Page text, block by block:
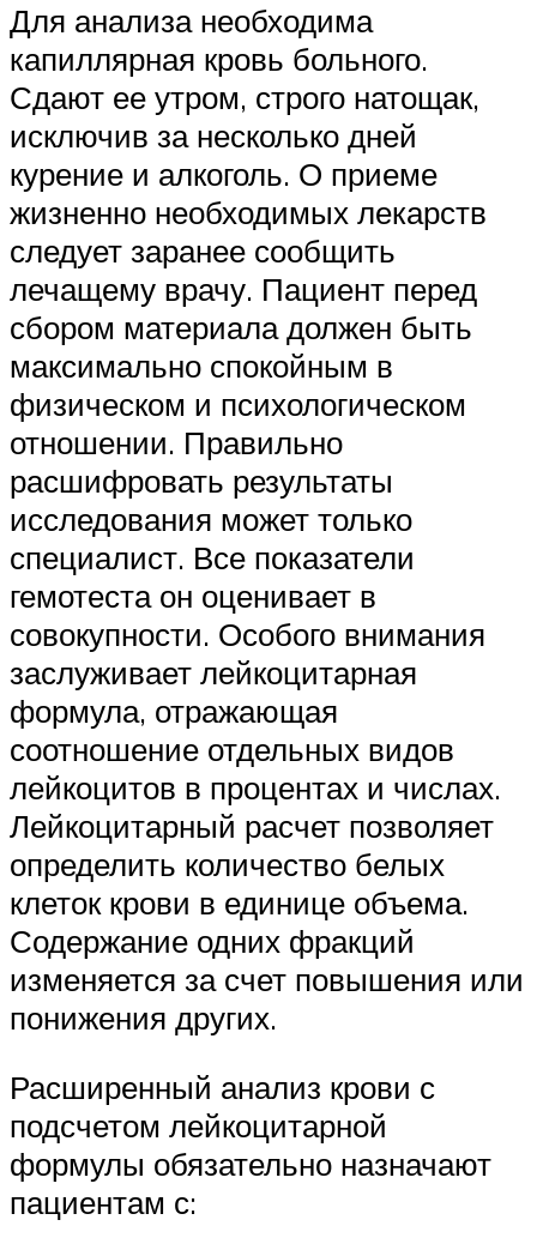
Для анализа необходима
капиллярная кровь больного.
Сдают ее утром, строго натощак,
исключив за несколько дней
курение и алкоголь. О приеме
жизненно необходимых лекарств
следует заранее сообщить
лечащему врачу. Пациент перед
сбором материала должен быть
максимально спокойным в
физическом и психологическом
отношении. Правильно
расшифровать результаты
исследования может только
специалист. Все показатели
гемотеста он оценивает в
совокупности. Особого внимания
заслуживает лейкоцитарная
формула, отражающая
соотношение отдельных видов
лейкоцитов в процентах и числах.
Лейкоцитарный расчет позволяет
определить количество белых
клеток крови в единице объема.
Содержание одних фракций
изменяется за счет повышения или
понижения других.
Расширенный анализ крови с
подсчетом лейкоцитарной
формулы обязательно назначают
пациентам с: